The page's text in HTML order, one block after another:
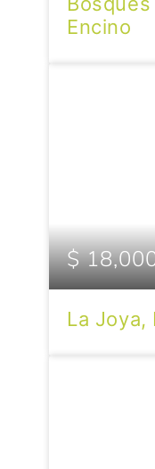
Encino
$
La Joya,